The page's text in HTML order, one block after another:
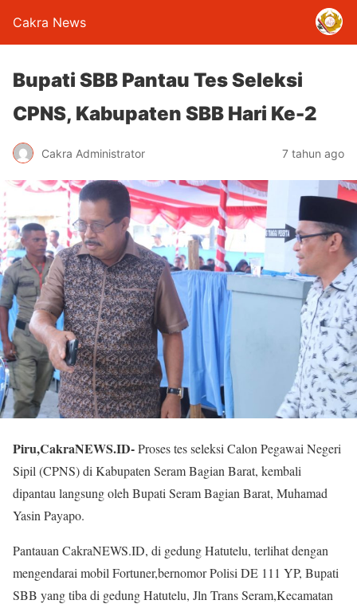
Cakra News
Bupati SBB Pantau Tes Seleksi
CPNS, Kabupaten SBB Hari Ke-2
Cakra Administrator 7 tahun ago
Piru,CakraNEWS.ID-Proses tes seleksi Calon Pegawai Negeri
Sipil (CPNS) di Kabupaten Seram Bagian Barat, kembali
dipantau langsung oleh Bupati Seram Bagian Barat, Muhamad
Yasin Payapo.
Pantauan CakraNEWS.ID, di gedung Hatutelu, terlihat dengan
mengendarai mobil Fortuner,bernomor Polisi DE 111 YP, Bupati
SBB yang tiba di gedung Hatutelu, Jln Trans Seram,Kecamatan